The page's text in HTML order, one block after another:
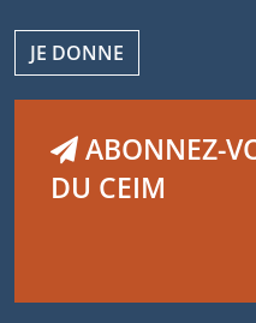
JE DONNE
ABONNEZ-
DU CEIM